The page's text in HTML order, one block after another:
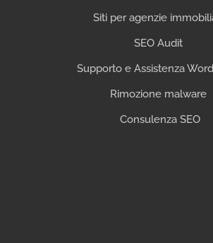
Siti per agenzie
SEO Audit
Supporto e Assistenza
Rimozione malware
Consulenza SEO